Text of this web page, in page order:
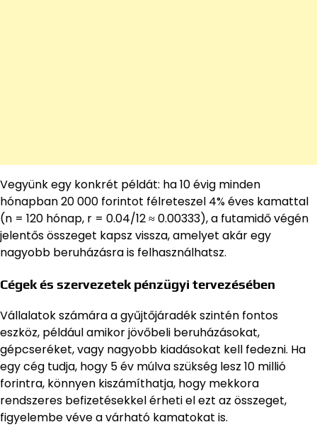
Vegyünk egy konkrét példát: ha 10 évig minden
hónapban 20 000 forintot félreteszel 4% éves kamattal
(n = 120 hónap, r = 0.04/12 ≈ 0.00333), a futamidő végén
jelentős összeget kapsz vissza, amelyet akár egy
nagyobb beruházásra is felhasználhatsz.
Cégek és szervezetek pénzügyi tervezésében
Vállalatok számára a gyűjtőjáradék szintén fontos
eszköz, például amikor jövőbeli beruházásokat,
gépcseréket, vagy nagyobb kiadásokat kell fedezni. Ha
egy cég tudja, hogy 5 év múlva szükség lesz 10 millió
forintra, könnyen kiszámíthatja, hogy mekkora
rendszeres befizetésekkel érheti el ezt az összeget,
figyelembe véve a várható kamatokat is.